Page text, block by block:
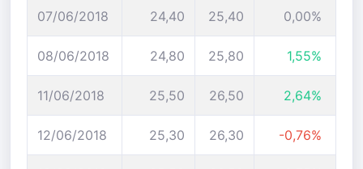
07/06/2018 24,40 25,40 0,00%
08/06/2018 24,80 25,80 1,55%
11/06/2018 25,50 26,50 2,64%
12/06/2018 25,30 26,30 -0,76%